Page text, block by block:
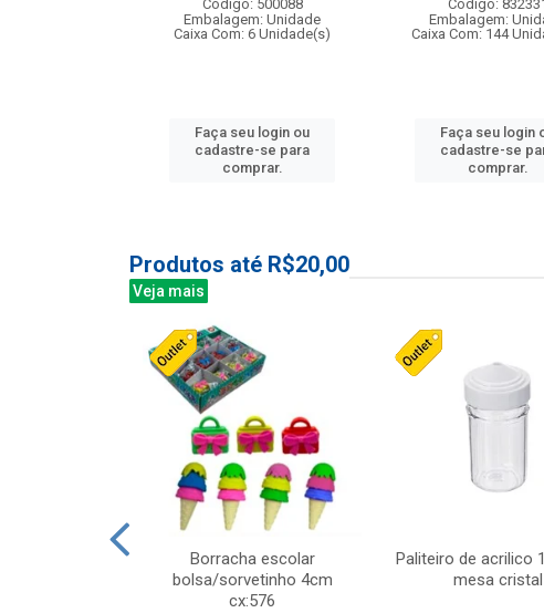
Código: 500088
Embalagem: Unidade
Caixa Com: 6 Unidade(s)
Faça seu login ou
cadastre-se para
comprar.
Código:
Embalagem:
Caixa Com: 144
Faça seu login
cadastre-se
comprar.
Produtos até R$20,00
Veja mais
Borracha escolar
bolsa/sorvetinho 4cm
cx:576
Paliteiro de acrilico
mesa cristal